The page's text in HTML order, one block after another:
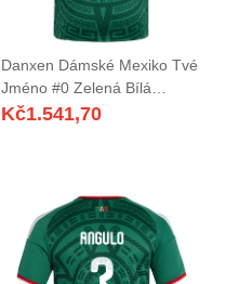
Danxen Dámské Mexiko Tvé
Jméno #0 Zelená Bílá
Červená Domů Hráčské
Kč1.541,70